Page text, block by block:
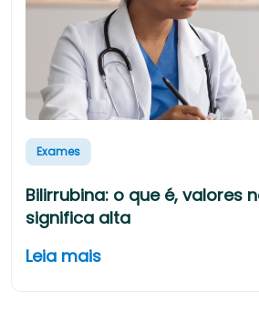
Exames
Bilirrubina: o que é, valores
significa alta
Leia mais